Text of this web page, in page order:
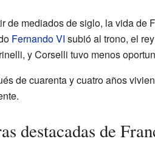
de mediados de siglo, la vida de
Fernando VI subió al trono, el
y Corselli tuvo menos
de cuarenta y cuatro años
destacadas de